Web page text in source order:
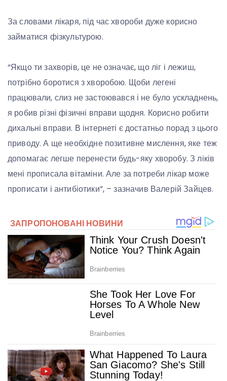
За словами лікаря, під час хвороби дуже корисно
займатися фізкультурою.
“Якщо ти захворів, це не означає, що ліг і лежиш,
потрібно боротися з хворобою. Щоби легені
працювали, слиз не застоювався і не було ускладнень,
я робив різні фізичні вправи щодня. Корисно робити
дихальні вправи. В інтернеті є достатньо порад з цього
приводу. А ще необхідне позитивне мислення, яке теж
допомагає легше перенести будь-яку хворобу. З ліків
мені прописала вітаміни. Але за потреби лікар може
прописати і антибіотики”, – зазначив Валерій Зайцев.